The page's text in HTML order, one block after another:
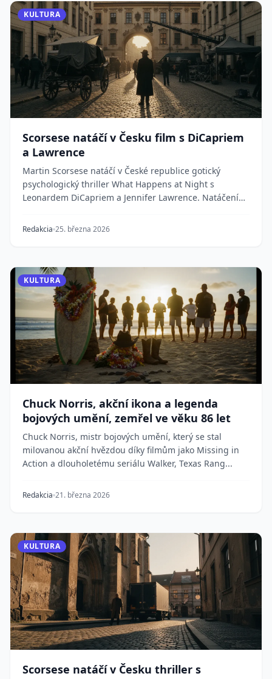
KULTURA
Scorsese natáčí v Česku film s DiCapriem
a Lawrence
Martin Scorsese natáčí v České republice gotický
psychologický thriller What Happens at Night s
Leonardem DiCapriem a Jennifer Lawrence. Natáčení
Redakcia 25. března 2026
KULTURA
Chuck Norris, akční ikona a legenda
bojových umění, zemřel ve věku 86 let
Chuck Norris, mistr bojových umění, který se stal
milovanou akční hvězdou díky filmům jako Missing in
Action a dlouholetému seriálu Walker, Texas Rang...
Redakcia 21. března 2026
KULTURA
Scorsese natáčí v Česku thriller s